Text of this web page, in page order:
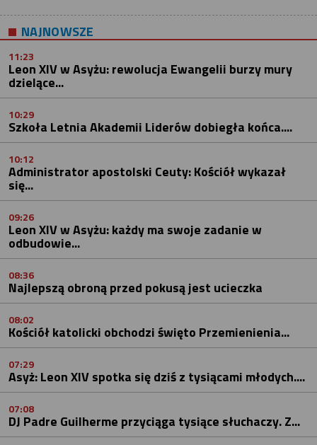
NAJNOWSZE
11:23
Leon XIV w Asyżu: rewolucja Ewangelii burzy mury
dzielące...
10:29
Szkoła Letnia Akademii Liderów dobiegła końca....
10:12
Administrator apostolski Ceuty: Kościół wykazał
się...
09:26
Leon XIV w Asyżu: każdy ma swoje zadanie w
odbudowie...
08:36
Najlepszą obroną przed pokusą jest ucieczka
08:02
Kościół katolicki obchodzi święto Przemienienia...
07:29
Asyż: Leon XIV spotka się dziś z tysiącami młodych....
07:08
DJ Padre Guilherme przyciąga tysiące słuchaczy. Z...